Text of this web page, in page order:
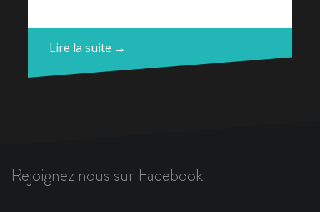
Lire la suite →
Rejoignez nous sur Facebook